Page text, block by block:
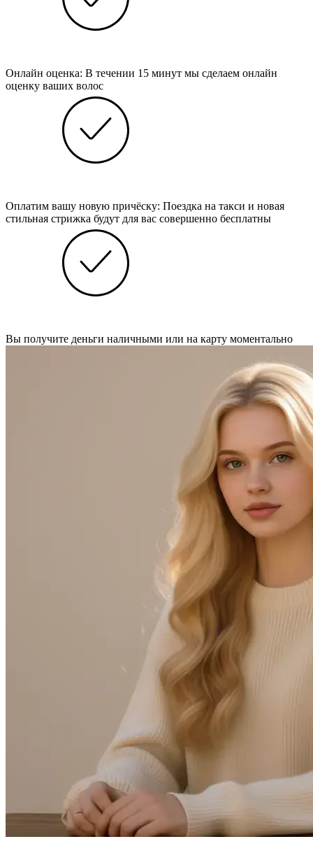
Онлайн оценка: В течении 15 минут мы сделаем онлайн
оценку ваших волос
Оплатим вашу новую причёску: Поездка на такси и новая
стильная стрижка будут для вас совершенно бесплатны
Вы получите деньги наличными или на карту моментально